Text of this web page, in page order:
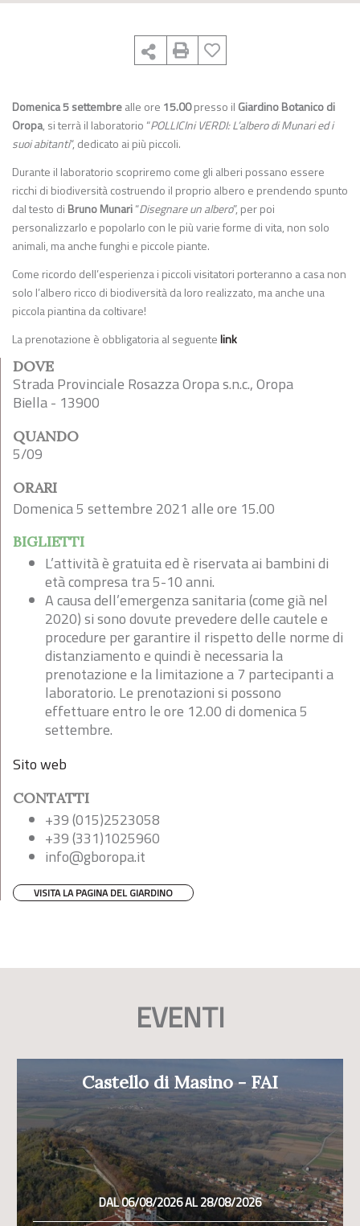
Domenica 5 settembrealle ore 15.00presso il Giardino Botanico di
Oropa, si terrà il laboratorio “POLLICIni VERDI: L’albero di Munari ed i
suoi abitanti“, dedicato ai più piccoli.
Durante il laboratorio scopriremo come gli alberi possano essere
ricchi di biodiversità costruendo il proprio albero e prendendo spunto
dal testo di Bruno Munari“Disegnare un albero”, per poi
personalizzarlo e popolarlo con le più varie forme di vita, non solo
animali, ma anche funghi e piccole piante.
Come ricordo dell’esperienza i piccoli visitatori porteranno a casa non
solo l’albero ricco di biodiversità da loro realizzato, ma anche una
piccola piantina da coltivare!
La prenotazione è obbligatoria al seguentelink
DOVE
Strada Provinciale Rosazza Oropa s.n.c., Oropa
Biella - 13900
QUANDO
5/09
ORARI
Domenica 5 settembre 2021 alle ore 15.00
BIGLIETTI
L’attività è gratuita ed è riservata ai bambini di
età compresa tra 5-10 anni.
A causa dell’emergenza sanitaria (come già nel
2020) si sono dovute prevedere delle cautele e
procedure per garantire il rispetto delle norme di
distanziamento e quindi è necessaria la
prenotazione e la limitazione a 7 partecipanti a
laboratorio. Le prenotazioni si possono
effettuare entro le ore 12.00 di domenica 5
settembre.
Sito web
CONTATTI
+39 (015)2523058
+39 (331)1025960
info@gboropa.it
VISITA LA PAGINA DEL GIARDINO
EVENTI
Castello di Masino - FAI
DAL 06/08/2026 AL 28/08/2026